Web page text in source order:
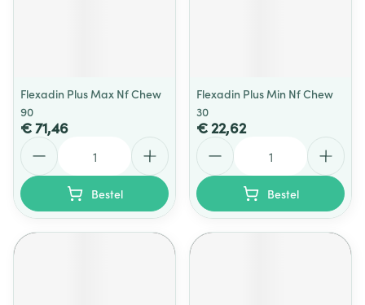
Flexadin Plus Max Nf Chew
90
€ 71,46
Bestel
Flexadin Plus Min Nf Chew
30
€ 22,62
Bestel